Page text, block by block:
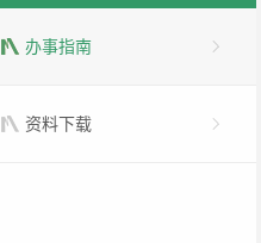
办事指南
资料下载